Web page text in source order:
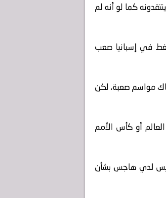
كما لو أنه لم
في إسبانيا صعب
مواسم صعبة، لكن
أو كأس الأمم
ليس لدي هاجس بشأن